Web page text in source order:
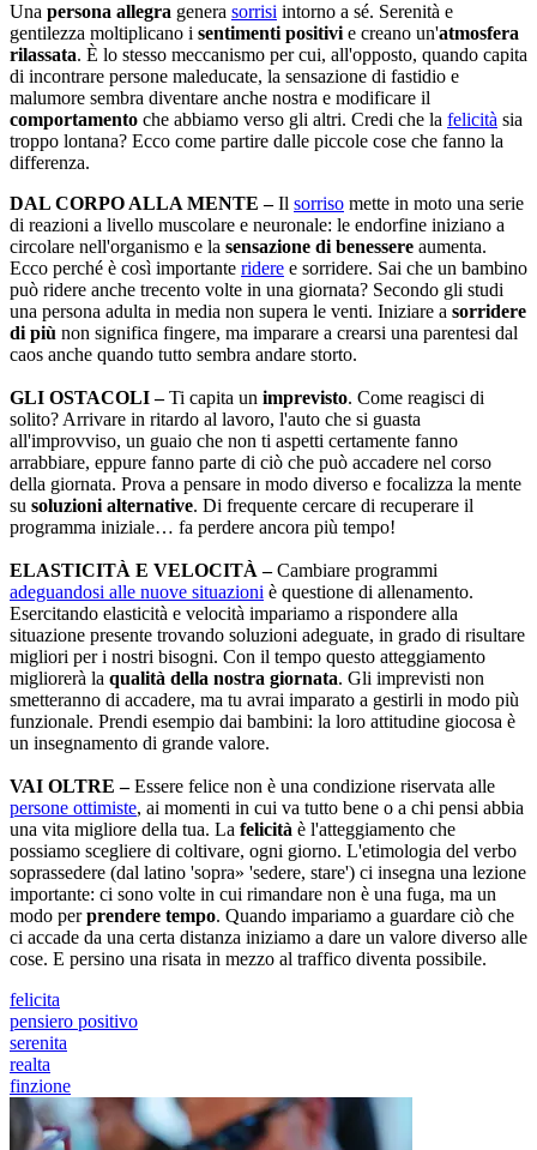
Una persona allegra genera sorrisi intorno a sé. Serenità e
gentilezza moltiplicano i sentimenti positivi e creano un'atmosfera
rilassata. È lo stesso meccanismo per cui, all'opposto, quando capita
di incontrare persone maleducate, la sensazione di fastidio e
malumore sembra diventare anche nostra e modificare il
comportamento che abbiamo verso gli altri. Credi che la felicità sia
troppo lontana? Ecco come partire dalle piccole cose che fanno la
differenza.
DAL CORPO ALLA MENTE –Il sorriso mette in moto una serie
di reazioni a livello muscolare e neuronale: le endorfine iniziano a
circolare nell'organismo e la sensazione di benessere aumenta.
Ecco perché è così importante ridere e sorridere. Sai che un bambino
può ridere anche trecento volte in una giornata? Secondo gli studi
una persona adulta in media non supera le venti. Iniziare a sorridere
di più non significa fingere, ma imparare a crearsi una parentesi dal
caos anche quando tutto sembra andare storto.
GLI OSTACOLI –Ti capita un imprevisto. Come reagisci di
solito? Arrivare in ritardo al lavoro, l'auto che si guasta
all'improvviso, un guaio che non ti aspetti certamente fanno
arrabbiare, eppure fanno parte di ciò che può accadere nel corso
della giornata. Prova a pensare in modo diverso e focalizza la mente
su soluzioni alternative. Di frequente cercare di recuperare il
programma iniziale… fa perdere ancora più tempo!
ELASTICITÀ E VELOCITÀ –Cambiare programmi
adeguandosi alle nuove situazioni è questione di allenamento.
Esercitando elasticità e velocità impariamo a rispondere alla
situazione presente trovando soluzioni adeguate, in grado di risultare
migliori per i nostri bisogni. Con il tempo questo atteggiamento
migliorerà la qualità della nostra giornata. Gli imprevisti non
smetteranno di accadere, ma tu avrai imparato a gestirli in modo più
funzionale. Prendi esempio dai bambini: la loro attitudine giocosa è
un insegnamento di grande valore.
VAI OLTRE –Essere felice non è una condizione riservata alle
persone ottimiste, ai momenti in cui va tutto bene o a chi pensi abbia
una vita migliore della tua. La felicità è l'atteggiamento che
possiamo scegliere di coltivare, ogni giorno. L'etimologia del verbo
soprassedere (dal latino 'sopra» 'sedere, stare') ci insegna una lezione
importante: ci sono volte in cui rimandare non è una fuga, ma un
modo perprendere tempo. Quando impariamo a guardare ciò che
ci accade da una certa distanza iniziamo a dare un valore diverso alle
cose. E persino una risata in mezzo al traffico diventa possibile.
felicita
pensiero positivo
serenita
realta
finzione